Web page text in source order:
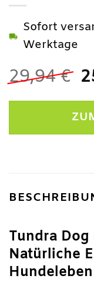
29,94€
Sofort
Werktage
Tundra Dog
Natürliche
Hundeleben